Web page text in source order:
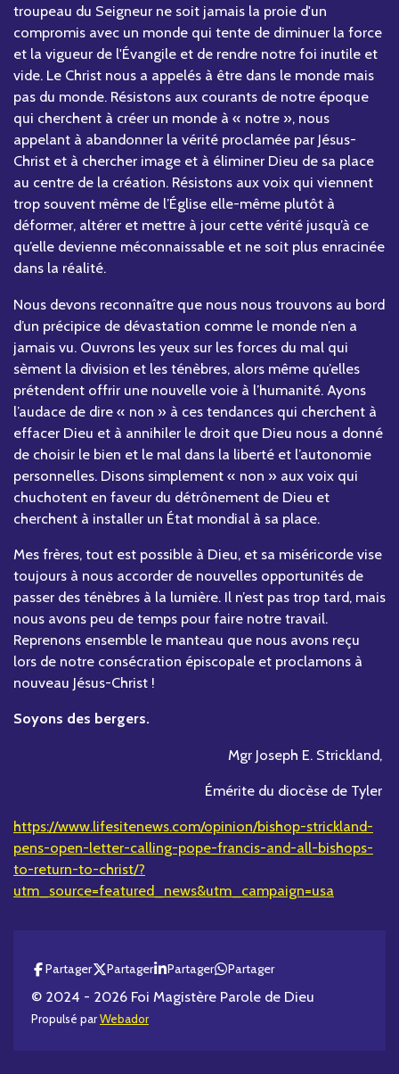
troupeau du Seigneur ne soit jamais la proie d'un
compromis avec un monde qui tente de diminuer la force
et la vigueur de l'Évangile et de rendre notre foi inutile et
vide. Le Christ nous a appelés à être dans le monde mais
pas du monde. Résistons aux courants de notre époque
qui cherchent à créer un monde à « notre », nous
appelant à abandonner la vérité proclamée par Jésus-
Christ et à chercher image et à éliminer Dieu de sa place
au centre de la création. Résistons aux voix qui viennent
trop souvent même de l’Église elle-même plutôt à
déformer, altérer et mettre à jour cette vérité jusqu’à ce
qu’elle devienne méconnaissable et ne soit plus enracinée
dans la réalité.
Nous devons reconnaître que nous nous trouvons au bord
d’un précipice de dévastation comme le monde n’en a
jamais vu. Ouvrons les yeux sur les forces du mal qui
sèment la division et les ténèbres, alors même qu’elles
prétendent offrir une nouvelle voie à l’humanité. Ayons
l’audace de dire « non » à ces tendances qui cherchent à
effacer Dieu et à annihiler le droit que Dieu nous a donné
de choisir le bien et le mal dans la liberté et l’autonomie
personnelles. Disons simplement « non » aux voix qui
chuchotent en faveur du détrônement de Dieu et
cherchent à installer un État mondial à sa place.
Mes frères, tout est possible à Dieu, et sa miséricorde vise
toujours à nous accorder de nouvelles opportunités de
passer des ténèbres à la lumière. Il n’est pas trop tard, mais
nous avons peu de temps pour faire notre travail.
Reprenons ensemble le manteau que nous avons reçu
lors de notre consécration épiscopale et proclamons à
nouveau Jésus-Christ !
Soyons des bergers.
Mgr Joseph E. Strickland,
Émérite du diocèse de Tyler
https://www.lifesitenews.com/opinion/bishop-strickland-
pens-open-letter-calling-pope-francis-and-all-bishops-
to-return-to-christ/?
utm_source=featured_news&utm_campaign=usa
Partager Partager Partager Partager
© 2024 - 2026 Foi Magistère Parole de Dieu
Propulsé parWebador